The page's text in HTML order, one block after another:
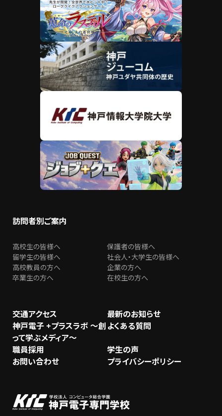
訪問者別ご案内
高校生の皆様へ
保護者の皆様へ
留学生の皆様へ
社会人・大学生の皆様へ
高校教員の方へ
企業の方へ
卒業生の方へ
在校生の方へ
交通アクセス
最新のお知らせ
神戸電子 +プラスラボ ～創
って学ぶメディア～
よくある質問
職員採用
学生の声
お問い合わせ
プライバシーポリシー